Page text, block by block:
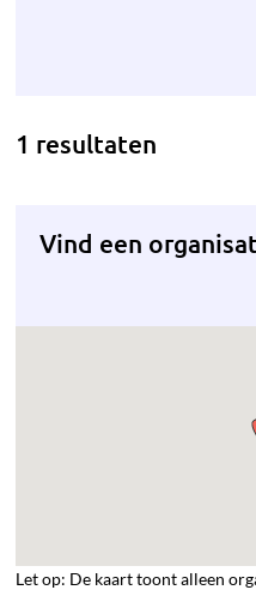
1 resultaten
Vind een
Let op: De kaart toont alleen